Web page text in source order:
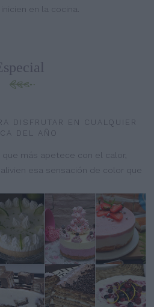
en la cocina.
DISFRUTAR EN CUALQUIER
DEL AÑO
que más apetece con el calor,
esa sensación de color que